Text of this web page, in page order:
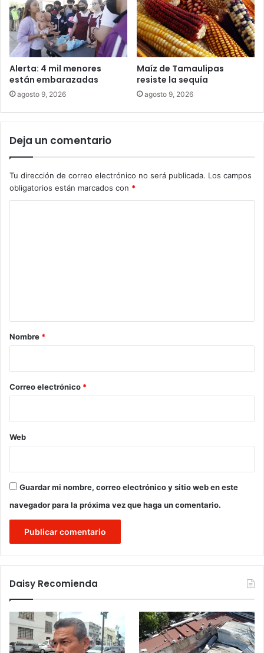
Alerta: 4 mil menores
están embarazadas
agosto 9, 2026
Maíz de Tamaulipas
resiste la sequía
agosto 9, 2026
Deja un comentario
Tu dirección de correo electrónico no será publicada. Los campos
obligatorios están marcados con *
r
*
Nombre *
Correo electrónico *
Web
Guardar mi nombre, correo electrónico y sitio web en este
navegador para la próxima vez que haga un comentario.
Daisy Recomienda